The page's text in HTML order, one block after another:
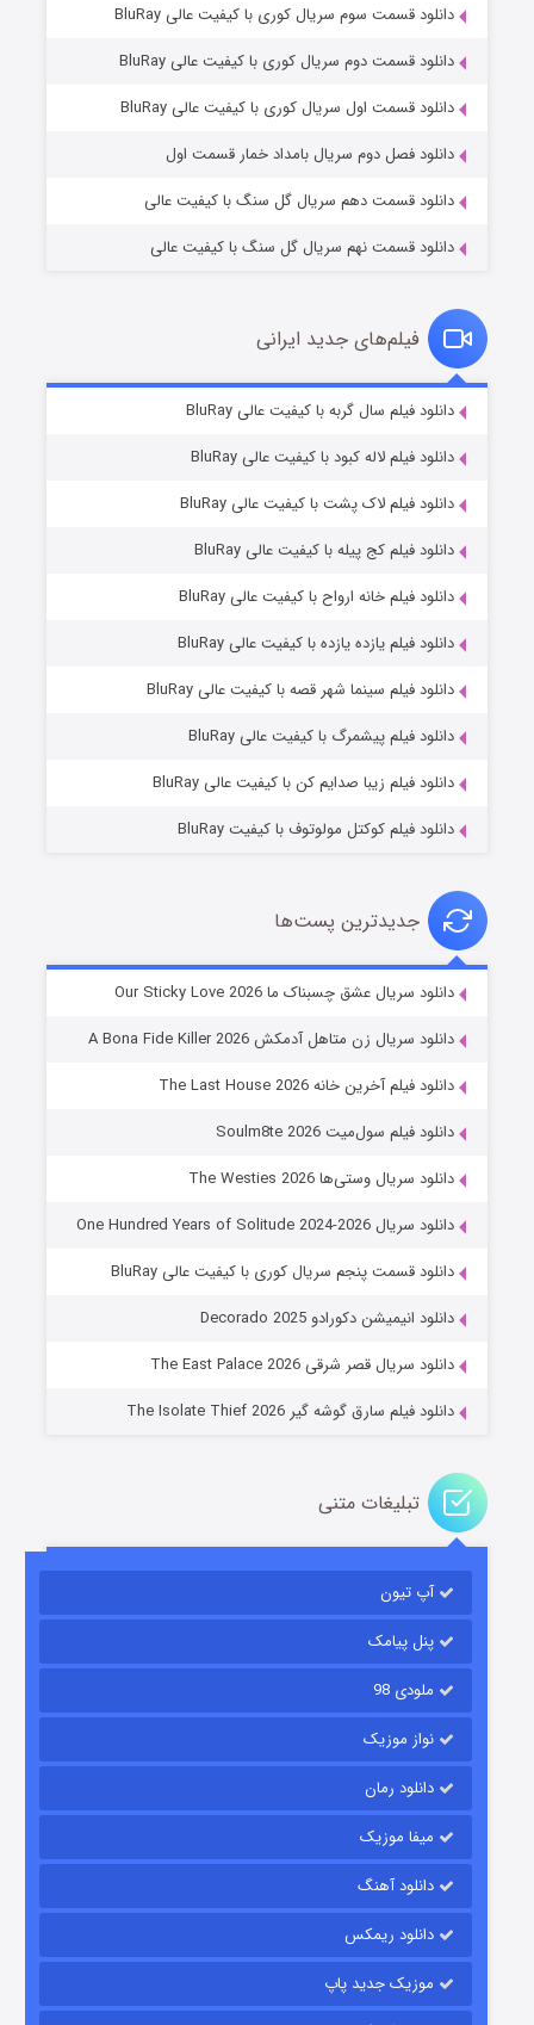
وستی ها
قسمت۱ (زیرنویس) منتشر شد
قسمت۶ (زیرنویس) منتشر شد
شوهر
عملیات آپارتمان
قسمت۲ (زیرنویس) منتشر شد
قسمت
دانلود قسمت سوم سریال کوری با کیفیت عالی BluRay
دانلود قسمت دوم سریال کوری با کیفیت عالی BluRay
دانلود قسمت اول سریال کوری با کیفیت عالی BluRay
دانلود فصل دوم سریال بامداد خمار قسمت اول
دانلود قسمت دهم سریال گل سنگ با کیفیت عالی
دانلود قسمت نهم سریال گل سنگ با کیفیت عالی
فیلم‌های جدید ایرانی
دانلود فیلم سال گربه با کیفیت عالی BluRay
دانلود فیلم لاله کبود با کیفیت عالی BluRay
دانلود فیلم لاک پشت با کیفیت عالی BluRay
دانلود فیلم کج‌ پیله با کیفیت عالی BluRay
دانلود فیلم خانه ارواح با کیفیت عالی BluRay
دانلود فیلم یازده یازده با کیفیت عالی BluRay
دانلود فیلم سینما شهر قصه با کیفیت عالی BluRay
دانلود فیلم پیشمرگ با کیفیت عالی BluRay
دانلود فیلم زیبا صدایم کن با کیفیت عالی BluRay
دانلود فیلم کوکتل مولوتوف با کیفیت BluRay
جدیدترین پست‌ها
دانلود سریال عشق چسبناک ما Our Sticky Love 2026
دانلود سریال زن متاهل آدمکش A Bona Fide Killer 2026
دانلود فیلم آخرین خانه The Last House 2026
دانلود فیلم سول‌میت Soulm8te 2026
دانلود سریال وستی‌ها The Westies 2026
دانلود سریال One Hundred Years of Solitude 2024-2026
دانلود قسمت پنجم سریال کوری با کیفیت عالی BluRay
دانلود انیمیشن دکورادو Decorado 2025
دانلود سریال قصر شرقی The East Palace 2026
دانلود فیلم سارق گوشه گیر The Isolate Thief 2026
تبلیغات متنی
آپ تیون
پنل پیامک
ملودی 98
نواز موزیک
دانلود رمان
میفا موزیک
دانلود آهنگ
دانلود ریمکس
موزیک جدید پاپ